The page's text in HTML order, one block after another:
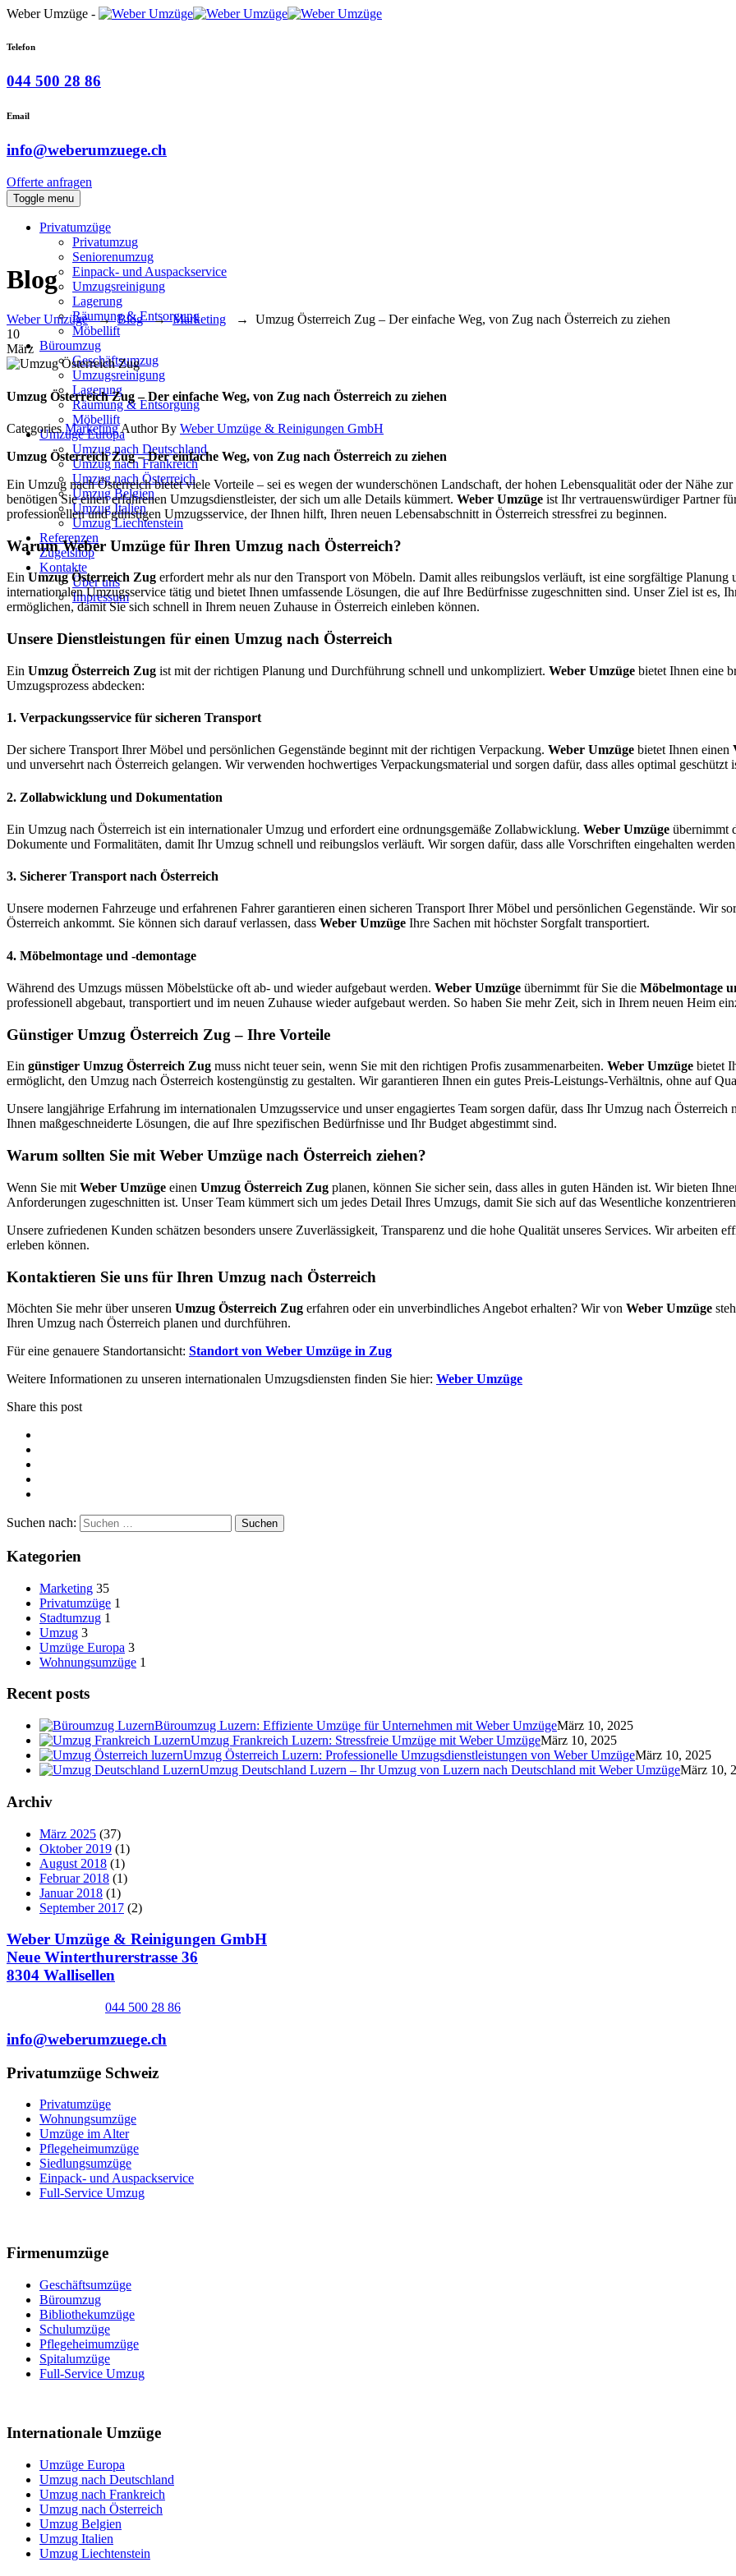
Weber Umzüge -
Telefon
044 500 28 86
Email
info@weberumzuege.ch
Offerte anfragen
Toggle menu
Privatumzüge
Privatumzug
Seniorenumzug
Einpack- und Auspackservice
Umzugsreinigung
Lagerung
Räumung & Entsorgung
Möbellift
Büroumzug
Geschäftsumzug
Umzugsreinigung
Lagerung
Räumung & Entsorgung
Möbellift
Umzüge Europa
Umzug nach Deutschland
Umzug nach Frankreich
Umzug nach Österreich
Umzug Belgien
Umzug Italien
Umzug Liechtenstein
Referenzen
Zügelshop
Kontakte
Über uns
Impressum
Blog
Weber Umzüge →Blog→Marketing → Umzug Österreich Zug – Der einfache Weg, von Zug nach Österreich zu ziehen
10
März
Umzug Österreich Zug – Der einfache Weg, von Zug nach Österreich zu ziehen
Categories Marketing AuthorBy Weber Umzüge & Reinigungen GmbH
Umzug Österreich Zug – Der einfache Weg, von Zug nach Österreich zu ziehen
Ein Umzug nach Österreich bietet viele Vorteile – sei es wegen der wunderschönen Landschaft, der hohen Lebensqualität oder der Nähe
benötigen Sie einen erfahrenen Umzugsdienstleister, der sich um alle Details kümmert. Weber Umzüge ist Ihr vertrauenswürdiger Partner
professionellen und günstigen Umzugsservice, der Ihnen hilft, Ihren neuen Lebensabschnitt in Österreich stressfrei zu beginnen.
Warum Weber Umzüge für Ihren Umzug nach Österreich?
Ein Umzug Österreich Zug erfordert mehr als nur den Transport von Möbeln. Damit alles reibungslos verläuft, ist eine sorgfältige
internationalen Umzugsservice tätig und bietet Ihnen umfassende Lösungen, die auf Ihre Bedürfnisse zugeschnitten sind. Unser Ziel ist es,
ermöglichen, damit Sie sich schnell in Ihrem neuen Zuhause in Österreich einleben können.
Unsere Dienstleistungen für einen Umzug nach Österreich
Ein Umzug Österreich Zug ist mit der richtigen Planung und Durchführung schnell und unkompliziert. Weber Umzüge bietet Ihnen eine
Umzugsprozess abdecken:
1. Verpackungsservice für sicheren Transport
Der sichere Transport Ihrer Möbel und persönlichen Gegenstände beginnt mit der richtigen Verpackung. Weber Umzüge bietet Ihnen einen
und unversehrt nach Österreich gelangen. Wir verwenden hochwertiges Verpackungsmaterial und sorgen dafür, dass alles optimal geschützt
2. Zollabwicklung und Dokumentation
Ein Umzug nach Österreich ist ein internationaler Umzug und erfordert eine ordnungsgemäße Zollabwicklung. Weber Umzüge übernimmt
Dokumente und Formalitäten, damit Ihr Umzug schnell und reibungslos verläuft. Wir sorgen dafür, dass alle Vorschriften eingehalten
3. Sicherer Transport nach Österreich
Unsere modernen Fahrzeuge und erfahrenen Fahrer garantieren einen sicheren Transport Ihrer Möbel und persönlichen Gegenstände. Wir
Österreich ankommt. Sie können sich darauf verlassen, dass Weber Umzüge Ihre Sachen mit höchster Sorgfalt transportiert.
4. Möbelmontage und -demontage
Während des Umzugs müssen Möbelstücke oft ab- und wieder aufgebaut werden. Weber Umzüge übernimmt für Sie die Möbelmontage
professionell abgebaut, transportiert und im neuen Zuhause wieder aufgebaut werden. So haben Sie mehr Zeit, sich in Ihrem neuen Heim
Günstiger Umzug Österreich Zug – Ihre Vorteile
Ein günstiger Umzug Österreich Zug muss nicht teuer sein, wenn Sie mit den richtigen Profis zusammenarbeiten. Weber Umzüge bietet
ermöglicht, den Umzug nach Österreich kostengünstig zu gestalten. Wir garantieren Ihnen ein gutes Preis-Leistungs-Verhältnis, ohne auf
Unsere langjährige Erfahrung im internationalen Umzugsservice und unser engagiertes Team sorgen dafür, dass Ihr Umzug nach
Ihnen maßgeschneiderte Lösungen, die auf Ihre spezifischen Bedürfnisse und Ihr Budget abgestimmt sind.
Warum sollten Sie mit Weber Umzüge nach Österreich ziehen?
Wenn Sie mit Weber Umzüge einen Umzug Österreich Zug planen, können Sie sicher sein, dass alles in guten Händen ist. Wir bieten
Anforderungen zugeschnitten ist. Unser Team kümmert sich um jedes Detail Ihres Umzugs, damit Sie sich auf das Wesentliche
Unsere zufriedenen Kunden schätzen besonders unsere Zuverlässigkeit, Transparenz und die hohe Qualität unseres Services. Wir arbeiten
erleben können.
Kontaktieren Sie uns für Ihren Umzug nach Österreich
Möchten Sie mehr über unseren Umzug Österreich Zug erfahren oder ein unverbindliches Angebot erhalten? Wir von Weber Umzüge
Ihren Umzug nach Österreich planen und durchführen.
Für eine genauere Standortansicht: Standort von Weber Umzüge in Zug
Weitere Informationen zu unseren internationalen Umzugsdiensten finden Sie hier: Weber Umzüge
Share this post
Suchen nach:
Kategorien
Marketing 35
Privatumzüge 1
Stadtumzug 1
Umzug 3
Umzüge Europa 3
Wohnungsumzüge 1
Recent posts
Büroumzug Luzern: Effiziente Umzüge für Unternehmen mit Weber UmzügeMärz 10, 2025
Umzug Frankreich Luzern: Stressfreie Umzüge mit Weber UmzügeMärz 10, 2025
Umzug Österreich Luzern: Professionelle Umzugsdienstleistungen von Weber UmzügeMärz 10, 2025
Umzug Deutschland Luzern – Ihr Umzug von Luzern nach Deutschland mit Weber UmzügeMärz 10,
Archiv
März 2025 (37)
Oktober 2019 (1)
August 2018 (1)
Februar 2018 (1)
Januar 2018 (1)
September 2017 (2)
Weber Umzüge & Reinigungen GmbH
Neue Winterthurerstrasse 36
8304 Wallisellen
044 500 28 86
info@weberumzuege.ch
Privatumzüge Schweiz
Privatumzüge
Wohnungsumzüge
Umzüge im Alter
Pflegeheimumzüge
Siedlungsumzüge
Einpack- und Auspackservice
Full-Service Umzug
Firmenumzüge
Geschäftsumzüge
Büroumzug
Bibliothekumzüge
Schulumzüge
Pflegeheimumzüge
Spitalumzüge
Full-Service Umzug
Internationale Umzüge
Umzüge Europa
Umzug nach Deutschland
Umzug nach Frankreich
Umzug nach Österreich
Umzug Belgien
Umzug Italien
Umzug Liechtenstein